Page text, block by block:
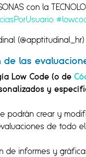
con la
(@apptitudinal_hr)
de las
Low Code (o de
y
podrán crear y
de todo
de informes y